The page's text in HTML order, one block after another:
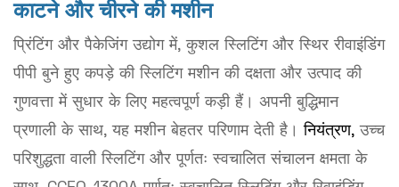
काटने और चीरने की मशीन
प्रिंटिंग और पैकेजिंग उद्योग में, कुशल स्लिटिंग और स्थिर रीवाइंडिंग
पीपी बुने हुए कपड़े की स्लिटिंग मशीन की दक्षता और उत्पाद की
गुणवत्ता में सुधार के लिए महत्वपूर्ण कड़ी हैं। अपनी बुद्धिमान
प्रणाली के साथ, यह मशीन बेहतर परिणाम देती है। नियंत्रण, उच्च
परिशुद्धता वाली स्लिटिंग और पूर्णतः स्वचालित संचालन क्षमता के